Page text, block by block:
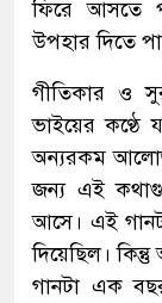
ফিরে আসতে
উপহার দিতে
গীতিকার ও
ভাইয়ের
অন্যরকম
জন্য এই
আসে। এই
দিয়েছিল।
গানটা এক